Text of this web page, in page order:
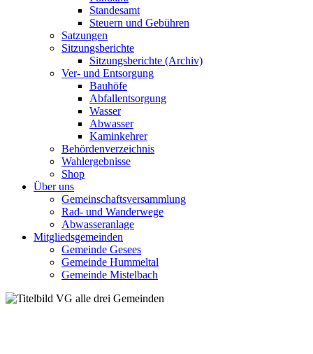
Standesamt
Steuern und Gebühren
Satzungen
Sitzungsberichte
Sitzungsberichte (Archiv)
Ver- und Entsorgung
Bauhöfe
Abfallentsorgung
Wasser
Abwasser
Kaminkehrer
Behördenverzeichnis
Wahlergebnisse
Shop
Über uns
Gemeinschaftsversammlung
Rad- und Wanderwege
Abwasseranlage
Mitgliedsgemeinden
Gemeinde Gesees
Gemeinde Hummeltal
Gemeinde Mistelbach